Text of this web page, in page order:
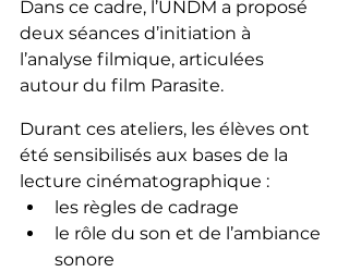
Dans ce cadre, l’UNDM a proposé
deux séances d’initiation à
l’analyse filmique, articulées
autour du film Parasite.
Durant ces ateliers, les élèves ont
été sensibilisés aux bases de la
lecture cinématographique :
les règles de cadrage
le rôle du son et de l’ambiance
sonore